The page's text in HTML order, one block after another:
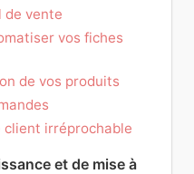
de vente
vos fiches
de vos produits
client irréprochable
et de mise à